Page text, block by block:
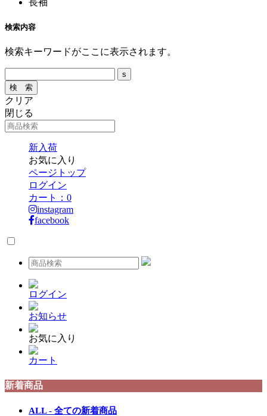
検索内容
検索キーワードがここに表示されます。
クリア
閉じる
新入荷
お気に入り
ページトップ
ログイン
カート： 0
instagram
facebook
ログイン
お知らせ
お気に入り
カート
新着商品
ALL - 全ての新着商品